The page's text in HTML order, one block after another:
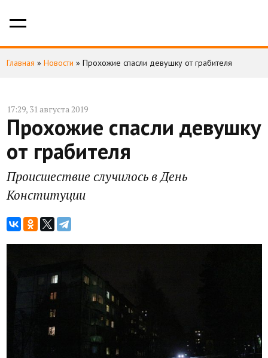
Главная » Новости » Прохожие спасли девушку от грабителя
17:29, 31 августа 2019
Прохожие спасли девушку
от грабителя
Происшествие случилось в День
Конституции